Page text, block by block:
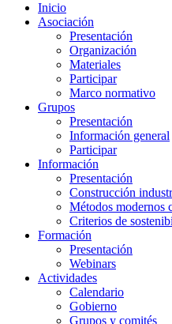
Inicio
Asociación
Presentación
Organización
Materiales
Participar
Marco normativo
Grupos
Presentación
Información general
Participar
Información
Presentación
Construcción
Métodos modernos
Criterios de
Formación
Presentación
Webinars
Actividades
Calendario
Gobierno
Grupos y comités